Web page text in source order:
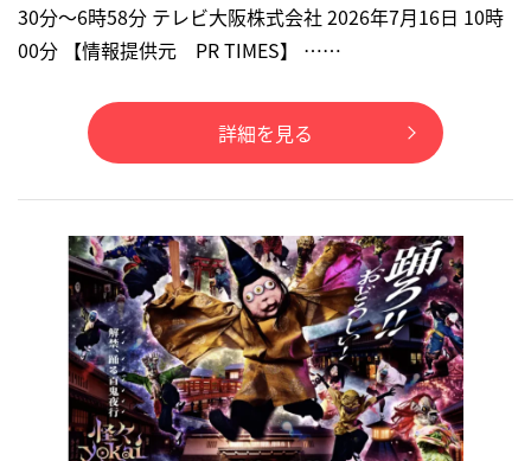
30分～6時58分 テレビ大阪株式会社 2026年7月16日 10時
00分 【情報提供元 PR TIMES】 ……
詳細を見る